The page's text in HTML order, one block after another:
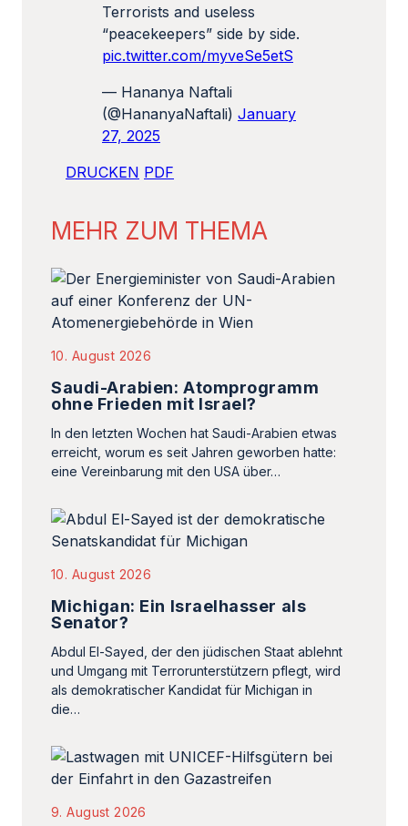
Terrorists and useless
“peacekeepers” side by side.
pic.twitter.com/myveSe5etS
— Hananya Naftali
(@HananyaNaftali) January
27, 2025
DRUCKEN PDF
MEHR ZUM THEMA
10. August 2026
Saudi-Arabien: Atomprogramm
ohne Frieden mit Israel?
In den letzten Wochen hat Saudi-Arabien etwas
erreicht, worum es seit Jahren geworben hatte:
eine Vereinbarung mit den USA über…
10. August 2026
Michigan: Ein Israelhasser als
Senator?
Abdul El-Sayed, der den jüdischen Staat ablehnt
und Umgang mit Terrorunterstützern pflegt, wird
als demokratischer Kandidat für Michigan in
die…
9. August 2026